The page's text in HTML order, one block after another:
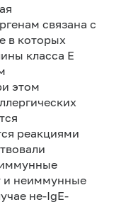
связана с
в которых
класса Е
этом
реакциями
и неиммунные
не-IgE-